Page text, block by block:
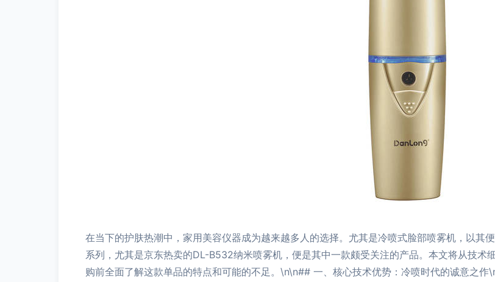
在当下的护肤热潮中，家用美容仪器成为越来越多人的选择。尤其是冷喷式脸部喷雾机，以其
系列，尤其是京东热卖的DL-B532纳米喷雾机，便是其中一款颇受关注的产品。本文将从技术
购前全面了解这款单品的特点和可能的不足。\n\n## 一、核心技术优势：冷喷时代的诚意之